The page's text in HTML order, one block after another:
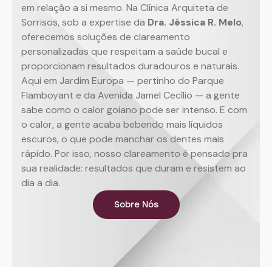
em relação a si mesmo. Na Clínica Arquiteta de
Sorrisos, sob a expertise da Dra. Jéssica R. Melo,
oferecemos soluções de clareamento
personalizadas que respeitam a saúde bucal e
proporcionam resultados duradouros e naturais.
Aqui em Jardim Europa — pertinho do Parque
Flamboyant e da Avenida Jamel Cecílio — a gente
sabe como o calor goiano pode ser intenso. E com
o calor, a gente acaba bebendo mais líquidos
escuros, o que pode manchar os dentes mais
rápido. Por isso, nosso clareamento é pensado pra
sua realidade: resultados que duram e resistem ao
dia a dia.
Sobre Nós